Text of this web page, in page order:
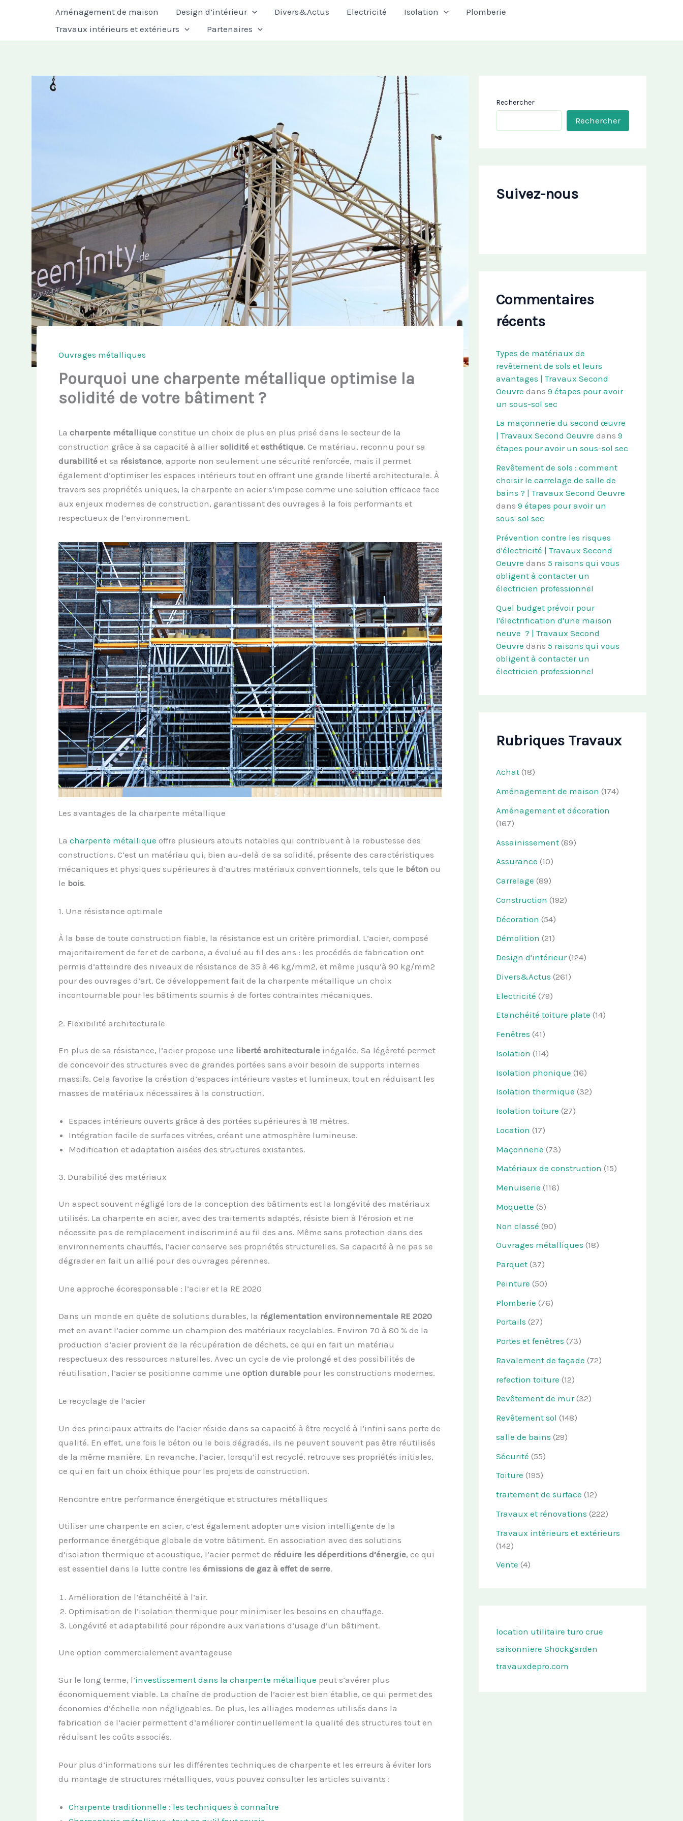
Aménagement de maison Design d’intérieur Divers&Actus Electricité Isolation
Plomberie
Travaux intérieurs et extérieurs
Partenaires
Ouvrages métalliques
Pourquoi une charpente métallique optimise la
solidité de votre bâtiment ?
La charpente métalliqueconstitue un choix de plus en plus prisé dans le secteur de la
construction grâce à sa capacité à allier soliditéet esthétique. Ce matériau, reconnu pour sa
durabilitéet sa résistance, apporte non seulement une sécurité renforcée, mais il permet
également d’optimiser les espaces intérieurs tout en offrant une grande liberté architecturale. À
travers ses propriétés uniques, la charpente en acier s’impose comme une solution efficace face
aux enjeux modernes de construction, garantissant des ouvrages à la fois performants et
respectueux de l’environnement.
Les avantages de la charpente métallique
La charpente métallique offre plusieurs atouts notables qui contribuent à la robustesse des
constructions. C’est un matériau qui, bien au-delà de sa solidité, présente des caractéristiques
mécaniques et physiques supérieures à d’autres matériaux conventionnels, tels que le béton ou
le bois.
1. Une résistance optimale
À la base de toute construction fiable, la résistance est un critère primordial. L’acier, composé
majoritairement de fer et de carbone, a évolué au fil des ans : les procédés de fabrication ont
permis d’atteindre des niveaux de résistance de 35 à 46 kg/mm2, et même jusqu’à 90 kg/mm2
pour des ouvrages d’art. Ce développement fait de la charpente métallique un choix
incontournable pour les bâtiments soumis à de fortes contraintes mécaniques.
2. Flexibilité architecturale
En plus de sa résistance, l’acier propose une liberté architecturaleinégalée. Sa légèreté permet
de concevoir des structures avec de grandes portées sans avoir besoin de supports internes
massifs. Cela favorise la création d’espaces intérieurs vastes et lumineux, tout en réduisant les
masses de matériaux nécessaires à la construction.
Espaces intérieurs ouverts grâce à des portées supérieures à 18 mètres.
Intégration facile de surfaces vitrées, créant une atmosphère lumineuse.
Modification et adaptation aisées des structures existantes.
3. Durabilité des matériaux
Un aspect souvent négligé lors de la conception des bâtiments est la longévité des matériaux
utilisés. La charpente en acier, avec des traitements adaptés, résiste bien à l’érosion et ne
nécessite pas de remplacement indiscriminé au fil des ans. Même sans protection dans des
environnements chauffés, l’acier conserve ses propriétés structurelles. Sa capacité à ne pas se
dégrader en fait un allié pour des ouvrages pérennes.
Une approche écoresponsable : l’acier et la RE 2020
Dans un monde en quête de solutions durables, la réglementation environnementale RE 2020
met en avant l’acier comme un champion des matériaux recyclables. Environ 70 à 80 % de la
production d’acier provient de la récupération de déchets, ce qui en fait un matériau
respectueux des ressources naturelles. Avec un cycle de vie prolongé et des possibilités de
réutilisation, l’acier se positionne comme une option durablepour les constructions modernes.
Le recyclage de l’acier
Un des principaux attraits de l’acier réside dans sa capacité à être recyclé à l’infini sans perte de
qualité. En effet, une fois le béton ou le bois dégradés, ils ne peuvent souvent pas être réutilisés
de la même manière. En revanche, l’acier, lorsqu’il est recyclé, retrouve ses propriétés initiales,
ce qui en fait un choix éthique pour les projets de construction.
Rencontre entre performance énergétique et structures métalliques
Utiliser une charpente en acier, c’est également adopter une vision intelligente de la
performance énergétique globale de votre bâtiment. En association avec des solutions
d’isolation thermique et acoustique, l’acier permet de réduire les déperditions d’énergie, ce qui
est essentiel dans la lutte contre les émissions de gaz à effet de serre.
Amélioration de l’étanchéité à l’air.
Optimisation de l’isolation thermique pour minimiser les besoins en chauffage.
Longévité et adaptabilité pour répondre aux variations d’usage d’un bâtiment.
Une option commercialement avantageuse
Sur le long terme, l’investissement dans la charpente métallique peut s’avérer plus
économiquement viable. La chaîne de production de l’acier est bien établie, ce qui permet des
économies d’échelle non négligeables. De plus, les alliages modernes utilisés dans la
fabrication de l’acier permettent d’améliorer continuellement la qualité des structures tout en
réduisant les coûts associés.
Pour plus d’informations sur les différentes techniques de charpente et les erreurs à éviter lors
du montage de structures métalliques, vous pouvez consulter les articles suivants :
Charpente traditionnelle : les techniques à connaître
Rechercher
Rechercher
Suivez-nous
Commentaires
récents
Types de matériaux de
revêtement de sols et leurs
avantages | Travaux Second
Oeuvre dans 9 étapes pour avoir
un sous-sol sec
La maçonnerie du second œuvre
| Travaux Second Oeuvre dans 9
étapes pour avoir un sous-sol sec
Revêtement de sols : comment
choisir le carrelage de salle de
bains ? | Travaux Second Oeuvre
dans 9 étapes pour avoir un
sous-sol sec
Prévention contre les risques
d'électricité | Travaux Second
Oeuvre dans 5 raisons qui vous
obligent à contacter un
électricien professionnel
Quel budget prévoir pour
l'électrification d'une maison
neuve ? | Travaux Second
Oeuvre dans 5 raisons qui vous
obligent à contacter un
électricien professionnel
Rubriques Travaux
Achat (18)
Aménagement de maison (174)
Aménagement et décoration
(167)
Assainissement (89)
Assurance (10)
Carrelage (89)
Construction (192)
Décoration (54)
Démolition (21)
Design d'intérieur(124)
Divers&Actus (261)
Electricité (79)
Etanchéité toiture plate (14)
Fenêtres (41)
Isolation (114)
Isolation phonique (16)
Isolation thermique (32)
Isolation toiture (27)
Location (17)
Maçonnerie (73)
Matériaux de construction (15)
Menuiserie (116)
Moquette (5)
Non classé (90)
Ouvrages métalliques (18)
Parquet (37)
Peinture (50)
Plomberie (76)
Portails (27)
Portes et fenêtres (73)
Ravalement de façade (72)
refection toiture (12)
Revêtement de mur(32)
Revêtement sol (148)
salle de bains (29)
Sécurité (55)
Toiture (195)
traitement de surface (12)
Travaux et rénovations (222)
Travaux intérieurs et extérieurs
(142)
Vente (4)
location utilitaire turo crue
saisonniere Shockgarden
travauxdepro.com